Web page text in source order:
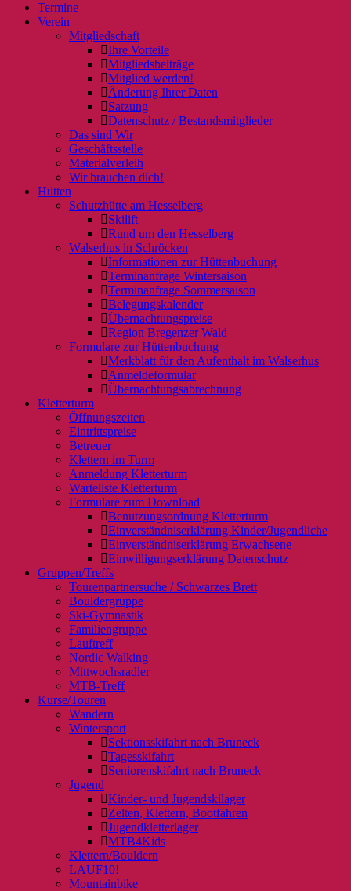
Termine
Verein
Mitgliedschaft
Ihre Vorteile
Mitgliedsbeiträge
Mitglied werden!
Änderung Ihrer Daten
Satzung
Datenschutz / Bestandsmitglieder
Das sind Wir
Geschäftsstelle
Materialverleih
Wir brauchen dich!
Hütten
Schutzhütte am Hesselberg
Skilift
Rund um den Hesselberg
Walserhus in Schröcken
Informationen zur Hüttenbuchung
Terminanfrage Wintersaison
Terminanfrage Sommersaison
Belegungskalender
Übernachtungspreise
Region Bregenzer Wald
Formulare zur Hüttenbuchung
Merkblatt für den Aufenthalt im Walserhus
Anmeldeformular
Übernachtungsabrechnung
Kletterturm
Öffnungszeiten
Eintrittspreise
Betreuer
Klettern im Turm
Anmeldung Kletterturm
Warteliste Kletterturm
Formulare zum Download
Benutzungsordnung Kletterturm
Einverständniserklärung Kinder/Jugendliche
Einverständniserklärung Erwachsene
Einwilligungserklärung Datenschutz
Gruppen/Treffs
Tourenpartnersuche / Schwarzes Brett
Bouldergruppe
Ski-Gymnastik
Familiengruppe
Lauftreff
Nordic Walking
Mittwochsradler
MTB-Treff
Kurse/Touren
Wandern
Wintersport
Sektionsskifahrt nach Bruneck
Tagesskifahrt
Seniorenskifahrt nach Bruneck
Jugend
Kinder- und Jugendskilager
Zelten, Klettern, Bootfahren
Jugendkletterlager
MTB4Kids
Klettern/Bouldern
LAUF10!
Mountainbike